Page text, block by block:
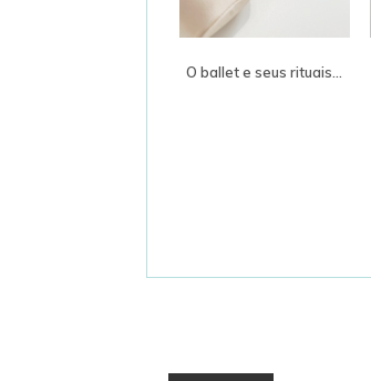
O ballet e seus rituais...